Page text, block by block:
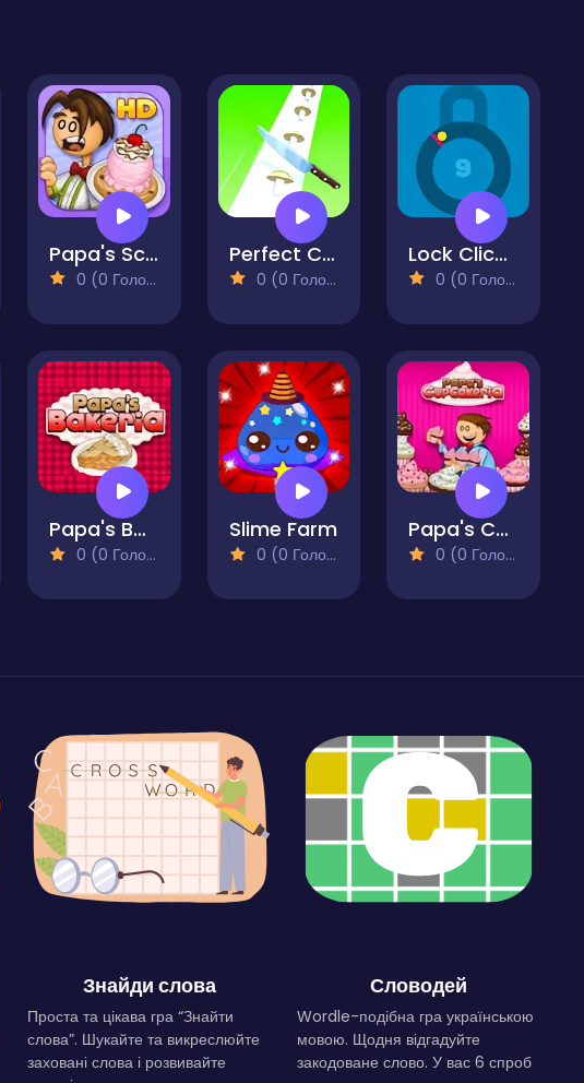
Papa's Scooperia
0 (0 Голосів)
Perfect Cutter
0 (0 Голосів)
Lock Clicker
0 (0 Голосів)
Papa's Bakeria
0 (0 Голосів)
Slime Farm
0 (0 Голосів)
Papa's Cupcakeria
0 (0 Голосів)
Знайди слова
Проста та цікава гра “Знайти
слова”. Шукайте та викреслюйте
заховані слова і розвивайте
Словодей
Wordle-подібна гра українською
мовою. Щодня відгадуйте
закодоване слово. У вас 6 спроб